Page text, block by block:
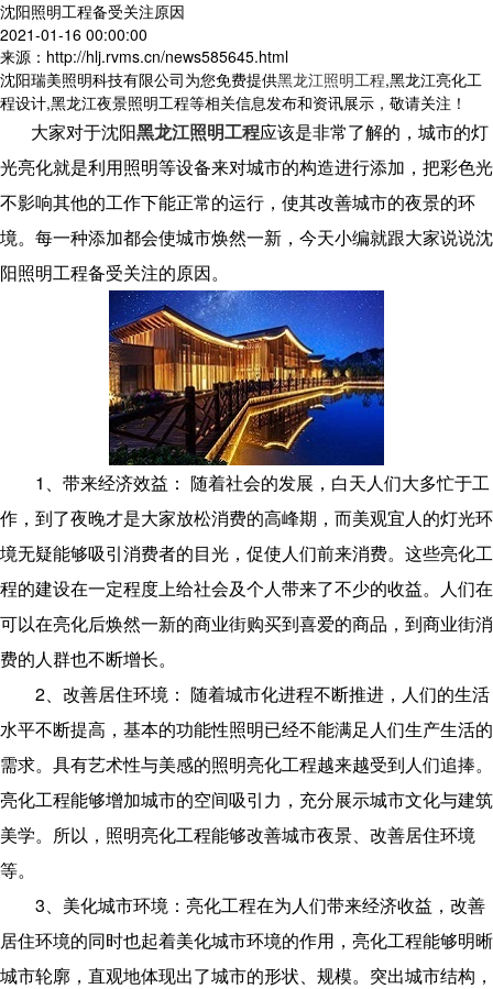
沈阳照明工程备受关注原因
2021-01-16 00:00:00
来源：http://hlj.rvms.cn/news585645.html
沈阳瑞美照明科技有限公司为您免费提供黑龙江照明工程,黑龙江亮化工
程设计,黑龙江夜景照明工程等相关信息发布和资讯展示，敬请关注！
大家对于沈阳黑龙江照明工程应该是非常了解的，城市的灯
光亮化就是利用照明等设备来对城市的构造进行添加，把彩色光
不影响其他的工作下能正常的运行，使其改善城市的夜景的环
境。每一种添加都会使城市焕然一新，今天小编就跟大家说说沈
阳照明工程备受关注的原因。
1、带来经济效益： 随着社会的发展，白天人们大多忙于工
作，到了夜晚才是大家放松消费的高峰期，而美观宜人的灯光环
境无疑能够吸引消费者的目光，促使人们前来消费。这些亮化工
程的建设在一定程度上给社会及个人带来了不少的收益。人们在
可以在亮化后焕然一新的商业街购买到喜爱的商品，到商业街消
费的人群也不断增长。
2、改善居住环境： 随着城市化进程不断推进，人们的生活
水平不断提高，基本的功能性照明已经不能满足人们生产生活的
需求。具有艺术性与美感的照明亮化工程越来越受到人们追捧。
亮化工程能够增加城市的空间吸引力，充分展示城市文化与建筑
美学。所以，照明亮化工程能够改善城市夜景、改善居住环境
等。
3、美化城市环境：亮化工程在为人们带来经济收益，改善
居住环境的同时也起着美化城市环境的作用，亮化工程能够明晰
城市轮廓，直观地体现出了城市的形状、规模。突出城市结构，